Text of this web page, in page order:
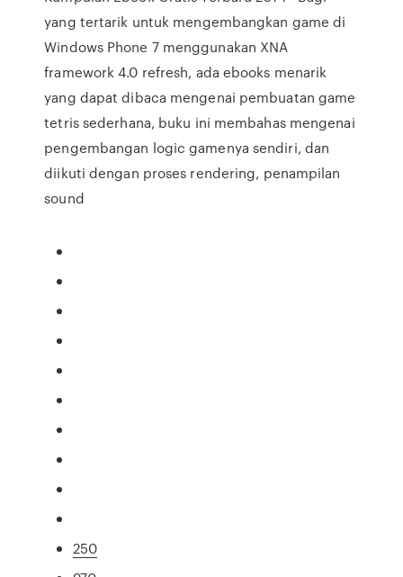
yang tertarik untuk mengembangkan game di
Windows Phone 7 menggunakan XNA
framework 4.0 refresh, ada ebooks menarik
yang dapat dibaca mengenai pembuatan game
tetris sederhana, buku ini membahas mengenai
pengembangan logic gamenya sendiri, dan
diikuti dengan proses rendering, penampilan
sound
250